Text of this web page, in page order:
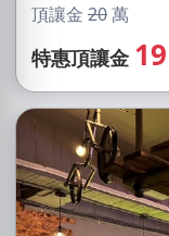
頂讓金 20萬
特惠頂讓金 19